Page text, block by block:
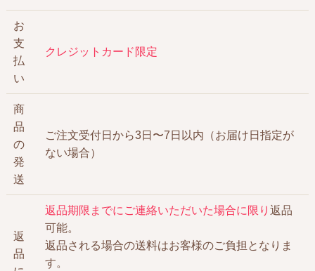
お
支
払
い
クレジットカード限定
商
品
の
発
送
ご注文受付日から3日〜7日以内（お届け日指定が
ない場合）
返
品
返品期限までにご連絡いただいた場合に限り 返品
可能。
返品される場合の送料はお客様のご負担となりま
す。